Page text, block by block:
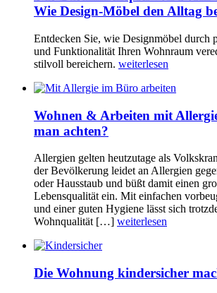
Wie Design-Möbel den Alltag
Entdecken Sie, wie Designmöbel durch
und Funktionalität Ihren Wohnraum
stilvoll bereichern. weiterlesen
Wohnen & Arbeiten mit
man achten?
Allergien gelten heutzutage als
der Bevölkerung leidet an Allergien
oder Hausstaub und büßt damit einen
Lebensqualität ein. Mit einfachen
und einer guten Hygiene lässt sich
Wohnqualität […] weiterlesen
Die Wohnung kindersicher